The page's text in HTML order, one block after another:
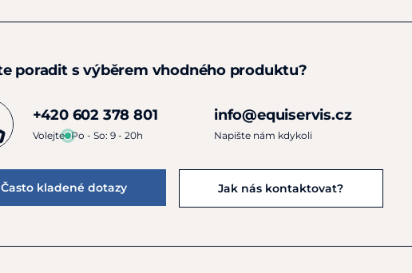
poradit s výběrem vhodného produktu?
+420 602 378 801
Volejte Po - So: 9 - 20h
info@equiservis.cz
Napište nám kdykoli
Často kladené dotazy Jak nás kontaktovat?